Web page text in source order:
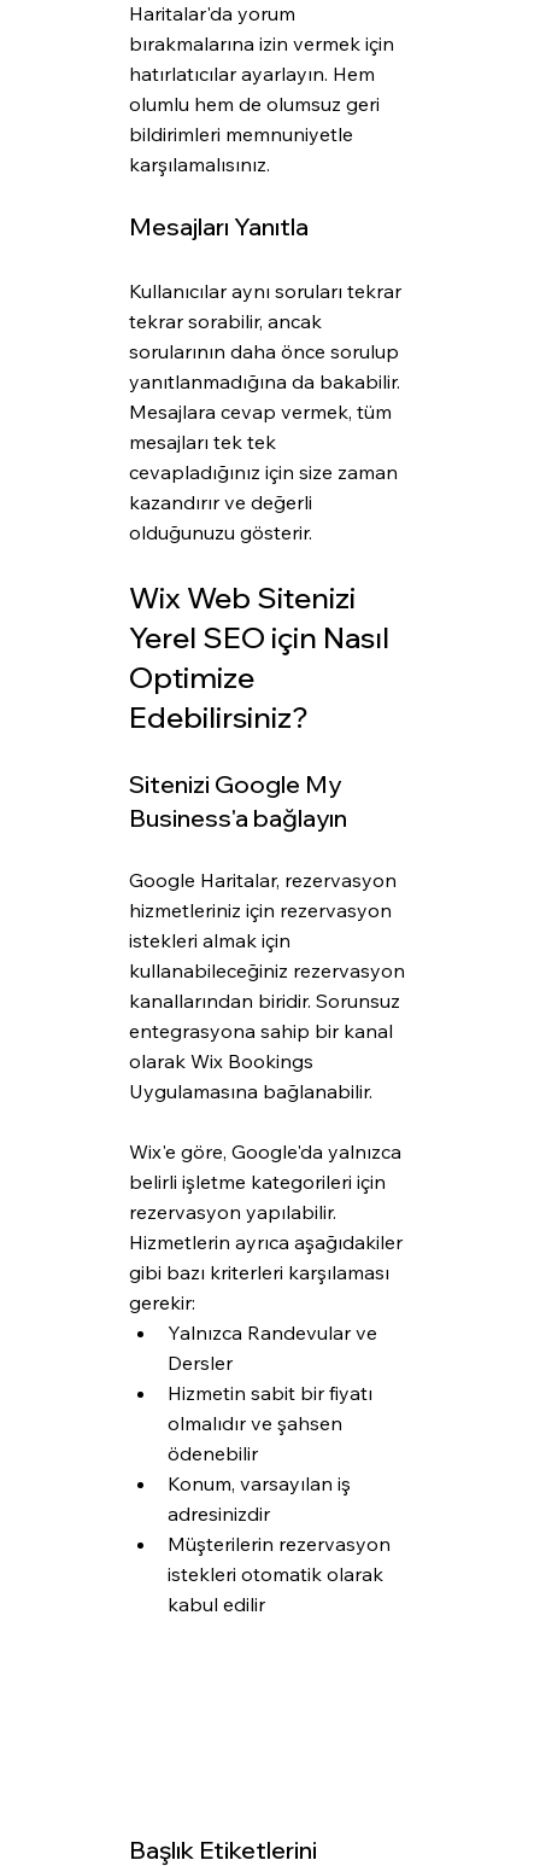
Haritalar'da yorum
bırakmalarına izin vermek için
hatırlatıcılar ayarlayın. Hem
olumlu hem de olumsuz geri
bildirimleri memnuniyetle
karşılamalısınız.
Mesajları Yanıtla
Kullanıcılar aynı soruları tekrar
tekrar sorabilir, ancak
sorularının daha önce sorulup
yanıtlanmadığına da bakabilir.
Mesajlara cevap vermek, tüm
mesajları tek tek
cevapladığınız için size zaman
kazandırır ve değerli
olduğunuzu gösterir.
Wix Web Sitenizi
Yerel SEO için Nasıl
Optimize
Edebilirsiniz?
Sitenizi Google My
Business'a bağlayın
Google Haritalar, rezervasyon
hizmetleriniz için rezervasyon
istekleri almak için
kullanabileceğiniz rezervasyon
kanallarından biridir. Sorunsuz
entegrasyona sahip bir kanal
olarak Wix Bookings
Uygulamasına bağlanabilir.
Wix'e göre, Google'da yalnızca
belirli işletme kategorileri için
rezervasyon yapılabilir.
Hizmetlerin ayrıca aşağıdakiler
gibi bazı kriterleri karşılaması
gerekir:
Yalnızca Randevular ve
Dersler
Hizmetin sabit bir fiyatı
olmalıdır ve şahsen
ödenebilir
Konum, varsayılan iş
adresinizdir
Müşterilerin rezervasyon
istekleri otomatik olarak
kabul edilir
Başlık Etiketlerini